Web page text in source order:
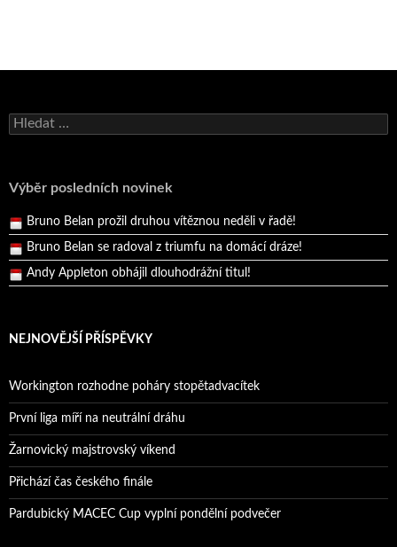
Vyhledávání
Výběr posledních novinek
Andy Appleton obhájil dlouhodrážní titul!
Bruno Belan se radoval z triumfu na domácí dráze!
Andy Appleton obhájil dlouhodrážní titul!
Reprezentační dvojice brala český titul!
NEJNOVĚJŠÍ PŘÍSPĚVKY
Workington rozhodne poháry stopětadvacítek
První liga míří na neutrální dráhu
Žarnovický majstrovský víkend
Přichází čas českého finále
Pardubický MACEC Cup vyplní pondělní podvečer